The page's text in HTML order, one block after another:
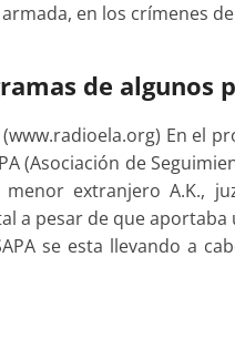
en los crímenes de
de algunos
(www.radioela.org) En el
(Asociación de
extranjero A.K.,
a pesar de que
se esta llevando a